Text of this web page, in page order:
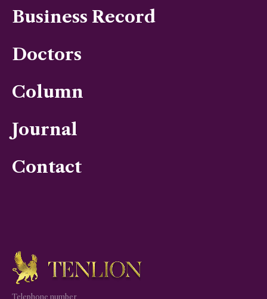
Business Record
Doctors
Column
Journal
Contact
Telephone number